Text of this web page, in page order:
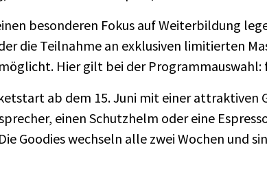
besonderen Fokus auf Weiterbildung
die Teilnahme an exklusiven limitierten
Hier gilt bei der Programmauswahl:
ab dem 15. Juni mit einer attraktiven
einen Schutzhelm oder eine
Goodies wechseln alle zwei Wochen und